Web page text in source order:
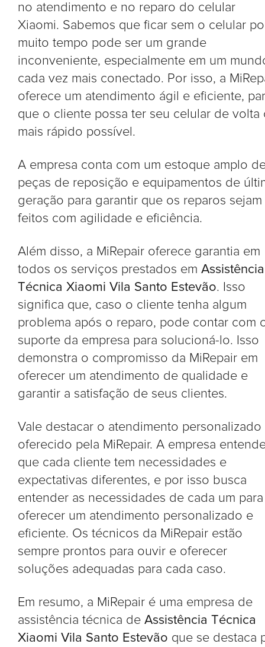
no atendimento e no reparo do celular
Xiaomi. Sabemos que ficar sem o celular
muito tempo pode ser um grande
inconveniente, especialmente em um
cada vez mais conectado. Por isso, a
oferece um atendimento ágil e eficiente,
que o cliente possa ter seu celular de volta
mais rápido possível.
A empresa conta com um estoque amplo
peças de reposição e equipamentos de
geração para garantir que os reparos sejam
feitos com agilidade e eficiência.
Além disso, a MiRepair oferece garantia em
todos os serviços prestados em Assistência
Técnica Xiaomi Vila Santo Estevão. Isso
significa que, caso o cliente tenha algum
problema após o reparo, pode contar com
suporte da empresa para solucioná-lo. Isso
demonstra o compromisso da MiRepair em
oferecer um atendimento de qualidade e
garantir a satisfação de seus clientes.
Vale destacar o atendimento personalizado
oferecido pela MiRepair. A empresa
que cada cliente tem necessidades e
expectativas diferentes, e por isso busca
entender as necessidades de cada um para
oferecer um atendimento personalizado e
eficiente. Os técnicos da MiRepair estão
sempre prontos para ouvir e oferecer
soluções adequadas para cada caso.
Em resumo, a MiRepair é uma empresa de
assistência técnica de Assistência Técnica
Xiaomi Vila Santo Estevão que se destaca